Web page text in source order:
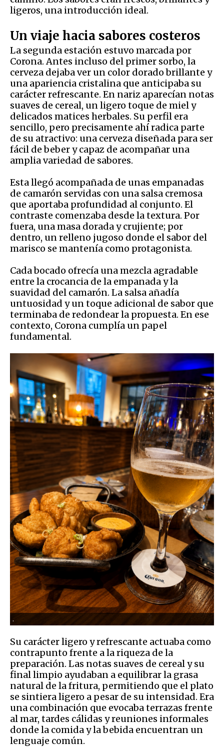
ligeros, una introducción ideal.
Un viaje hacia sabores costeros
La segunda estación estuvo marcada por
Corona. Antes incluso del primer sorbo, la
cerveza dejaba ver un color dorado brillante y
una apariencia cristalina que anticipaba su
carácter refrescante. En nariz aparecían notas
suaves de cereal, un ligero toque de miel y
delicados matices herbales. Su perfil era
sencillo, pero precisamente ahí radica parte
de su atractivo: una cerveza diseñada para ser
fácil de beber y capaz de acompañar una
amplia variedad de sabores.
Esta llegó acompañada de unas empanadas
de camarón servidas con una salsa cremosa
que aportaba profundidad al conjunto. El
contraste comenzaba desde la textura. Por
fuera, una masa dorada y crujiente; por
dentro, un relleno jugoso donde el sabor del
marisco se mantenía como protagonista.
Cada bocado ofrecía una mezcla agradable
entre la crocancia de la empanada y la
suavidad del camarón. La salsa añadía
untuosidad y un toque adicional de sabor que
terminaba de redondear la propuesta. En ese
contexto, Corona cumplía un papel
fundamental.
.
Su carácter ligero y refrescante actuaba como
contrapunto frente a la riqueza de la
preparación. Las notas suaves de cereal y su
final limpio ayudaban a equilibrar la grasa
natural de la fritura, permitiendo que el plato
se sintiera ligero a pesar de su intensidad. Era
una combinación que evocaba terrazas frente
al mar, tardes cálidas y reuniones informales
donde la comida y la bebida encuentran un
lenguaje común.